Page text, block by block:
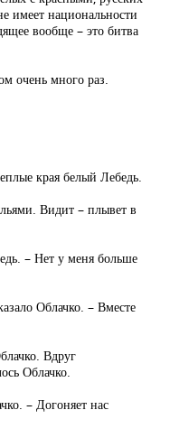
имеет национальности
вообще – это битва
очень много раз.
края белый Лебедь.
Видит – плывет в
– Нет у меня больше
Облачко. – Вместе
Вдруг
Облачко.
– Догоняет нас